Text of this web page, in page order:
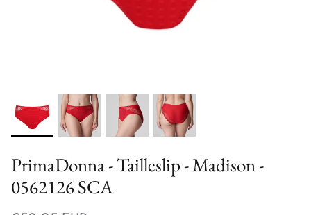
PrimaDonna - Tailleslip - Madison -
0562126 SCA